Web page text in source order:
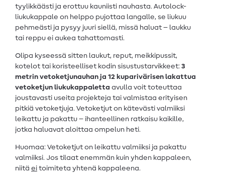
tyylikkäästi ja erottuu kauniisti nauhasta. Autolock-
liukukappale on helppo pujottaa langalle, se liukuu
pehmeästi ja pysyy juuri siellä, missä haluat – laukku
tai reppu ei aukea tahattomasti.
Olipa kyseessä sitten laukut, reput, meikkipussit,
kotelot tai koristeelliset kodin sisustustarvikkeet: 3
metrin vetoketjunauhan ja 12 kuparivärisen lakattua
vetoketjun liukukappaletta avulla voit toteuttaa
joustavasti useita projekteja tai valmistaa erityisen
pitkiä vetoketjuja. Vetoketjut on kätevästi valmiiksi
leikattu ja pakattu – ihanteellinen ratkaisu kaikille,
jotka haluavat aloittaa ompelun heti.
Huomaa: Vetoketjut on leikattu valmiiksi ja pakattu
valmiiksi. Jos tilaat enemmän kuin yhden kappaleen,
niitä ei toimiteta yhtenä kappaleena.